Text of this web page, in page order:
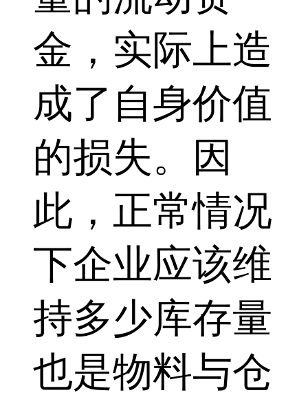
金，实际上造
成了自身价值
的损失。因
此，正常情况
下企业应该维
持多少库存量
也是物料与仓